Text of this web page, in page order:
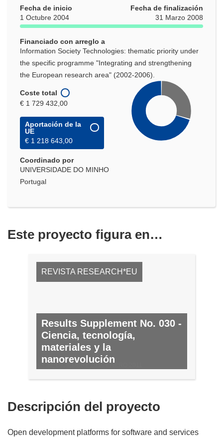
Fecha de inicio
1 Octubre 2004
Fecha de finalización
31 Marzo 2008
Financiado con arreglo a
Information Society Technologies: thematic priority under
the specific programme "Integrating and strengthening
the European research area" (2002-2006).
Coste total
€ 1 729 432,00
Aportación de la
UE
€ 1 218 643,00
Coordinado por
UNIVERSIDADE DO MINHO
Portugal
Este proyecto figura en…
REVISTA RESEARCH*EU
Results Supplement No. 030 -
Ciencia, tecnología,
materiales y la
nanorevolución
N.º 30, DICIEMBRE 2010/ENERO 2011
Descripción del proyecto
Open development platforms for software and services